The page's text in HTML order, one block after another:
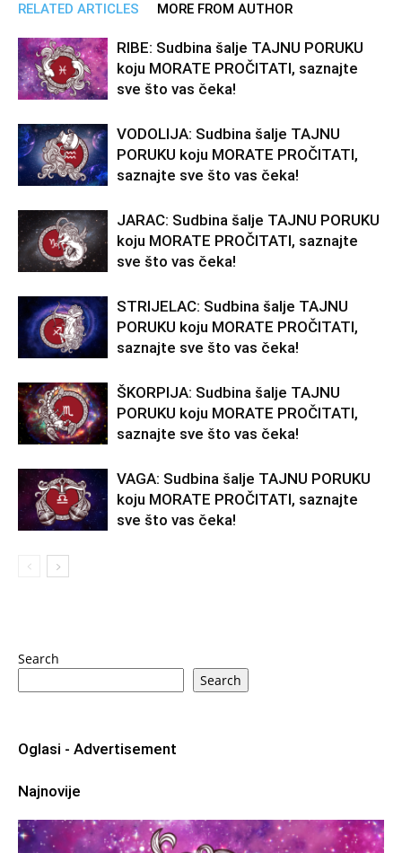
RELATED ARTICLES MORE FROM AUTHOR
RIBE: Sudbina šalje TAJNU PORUKU
koju MORATE PROČITATI, saznajte
sve što vas čeka!
VODOLIJA: Sudbina šalje TAJNU
PORUKU koju MORATE PROČITATI,
saznajte sve što vas čeka!
JARAC: Sudbina šalje TAJNU PORUKU
koju MORATE PROČITATI, saznajte
sve što vas čeka!
STRIJELAC: Sudbina šalje TAJNU
PORUKU koju MORATE PROČITATI,
saznajte sve što vas čeka!
ŠKORPIJA: Sudbina šalje TAJNU
PORUKU koju MORATE PROČITATI,
saznajte sve što vas čeka!
VAGA: Sudbina šalje TAJNU PORUKU
koju MORATE PROČITATI, saznajte
sve što vas čeka!
Search
Search
Oglasi - Advertisement
Najnovije